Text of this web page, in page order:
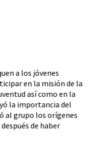
a los jóvenes
en la misión de la
así como en la
la importancia del
al grupo los orígenes
de haber